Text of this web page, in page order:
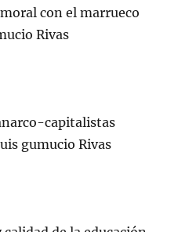
con el marrueco
Rivas
capitalistas
gumucio Rivas